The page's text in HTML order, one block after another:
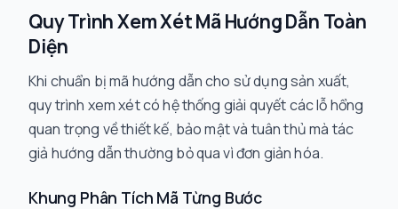
Quy Trình Xem Xét Mã Hướng Dẫn Toàn
Diện
Khi chuẩn bị mã hướng dẫn cho sử dụng sản xuất,
quy trình xem xét có hệ thống giải quyết các lỗ hổng
quan trọng về thiết kế, bảo mật và tuân thủ mà tác
giả hướng dẫn thường bỏ qua vì đơn giản hóa.
Khung Phân Tích Mã Từng Bước